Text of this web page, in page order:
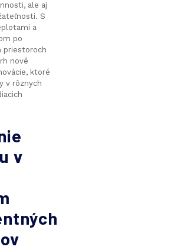
ale aj
S
a
po
priestoroch
nové
ktoré
v rôznych
v